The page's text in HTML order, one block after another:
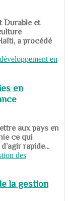
Durable et
a procédé
en
aux pays en
ce qui
rapide...
la gestion